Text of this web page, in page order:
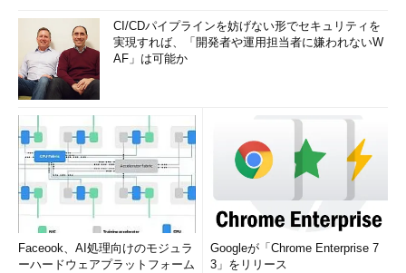
CI/CDパイプラインを妨げない形でセキュリティを
実現すれば、「開発者や運用担当者に嫌われないW
AF」は可能か
Faceook、AI処理向けのモジュラ
ーハードウェアプラットフォーム
Googleが「Chrome Enterprise 7
3」をリリース